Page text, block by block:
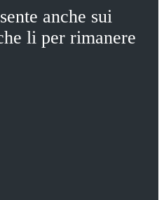
anche sui
li per rimanere